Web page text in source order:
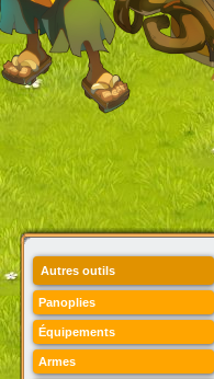
Autres outils
Panoplies
Équipements
Armes